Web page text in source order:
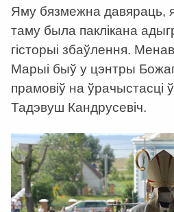
Яму бязмежна давяраць,
таму была паклікана
гісторыі збаўлення.
Марыі быў у цэнтры
прамовіў на ўрачыстасці
Тадэвуш Кандрусевіч.